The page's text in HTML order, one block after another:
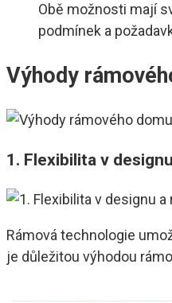
Obě možnosti mají
podmínek a
Výhody
1. Flexibilita v
Rámová technologie
je důležitou výhodou